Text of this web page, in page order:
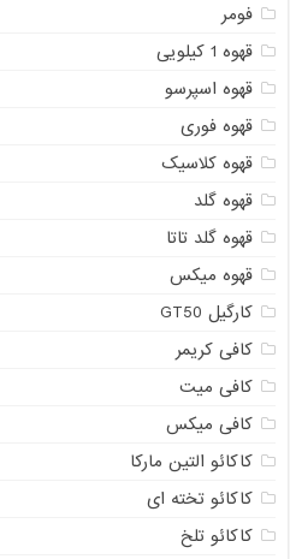
فومر
قهوه 1 کیلویی
قهوه اسپرسو
قهوه فوری
قهوه کلاسیک
قهوه گلد
قهوه گلد تاتا
قهوه میکس
کارگیل GT50
کافی کریمر
کافی میت
کافی میکس
کاکائو التین مارکا
کاکائو تخته ای
کاکائو تلخ